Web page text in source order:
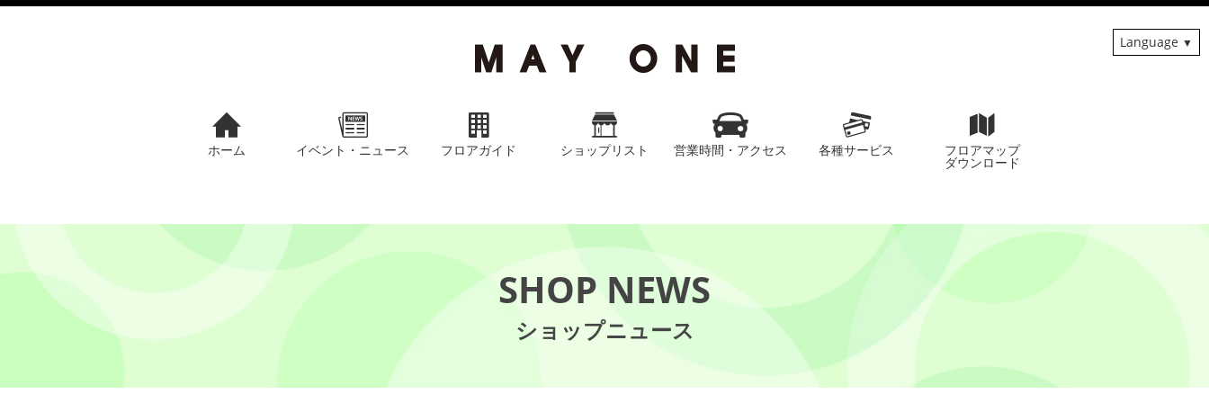
ホーム イベント・ニュース フロアガイド ショップリスト 営業時間・アクセス 各種サービス フロアマップ
ダウンロード
Language
SHOP NEWS